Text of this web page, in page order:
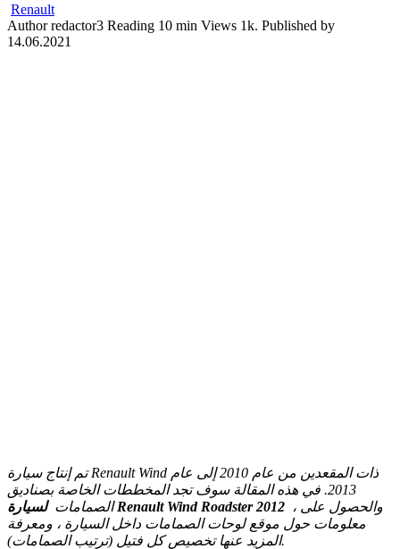
Renault
Author redactor3 Reading 10 min Views 1k. Published by
14.06.2021
تم إنتاج سيارة Renault Wind ذات المقعدين من عام 2010 إلى عام
2013. في هذه المقالة سوف تجد المخططات الخاصة بصناديق
الصماماتلسيارة Renault Wind Roadster 2012 ، والحصول على
معلومات حول موقع لوحات الصمامات داخل السيارة ، ومعرفة
المزيد عنها تخصيص كل فتيل (ترتيب الصمامات).